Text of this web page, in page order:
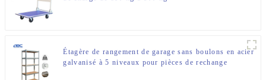
Étagère de rangement de garage sans boulons en acier
galvanisé à 5 niveaux pour pièces de rechange